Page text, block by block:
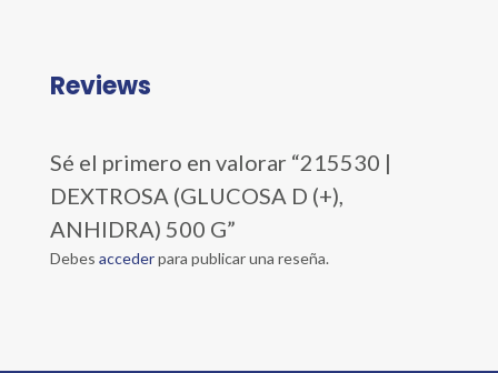
Reviews
Sé el primero en valorar “215530 |
DEXTROSA (GLUCOSA D (+),
ANHIDRA) 500 G”
Debes accederpara publicar una reseña.